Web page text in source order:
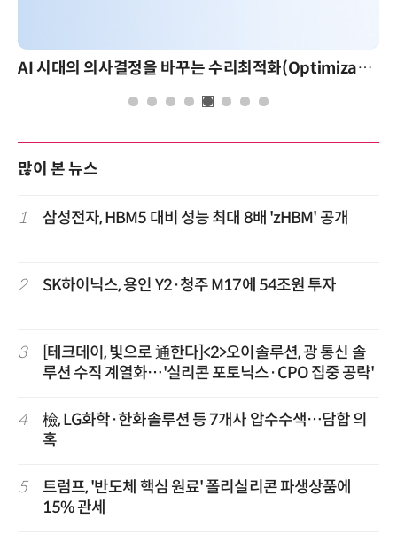
AI 시대의 의사결정을 바꾸는 수리최적화(Optimization): 실제 산업 적용 사례와 활용 전략
많이 본 뉴스
1 삼성전자, HBM5 대비 성능 최대 8배 'zHBM' 공개
2 SK하이닉스, 용인 Y2·청주 M17에 54조원 투자
3
[테크데이, 빛으로 通한다]<2>오이솔루션, 광 통신 솔
루션 수직 계열화…'실리콘 포토닉스·CPO 집중 공략'
4
檢, LG화학·한화솔루션 등 7개사 압수수색…담합 의
혹
5
트럼프, '반도체 핵심 원료' 폴리실리콘 파생상품에
15% 관세